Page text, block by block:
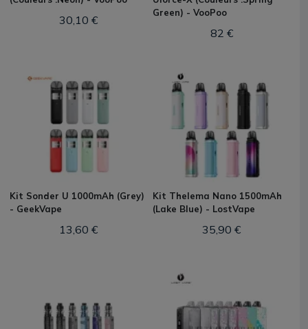
30,10 €
Green) - VooPoo
82 €
Kit Sonder U 1000mAh (Grey)
- GeekVape
13,60 €
Kit Thelema Nano 1500mAh
(Lake Blue) - LostVape
35,90 €